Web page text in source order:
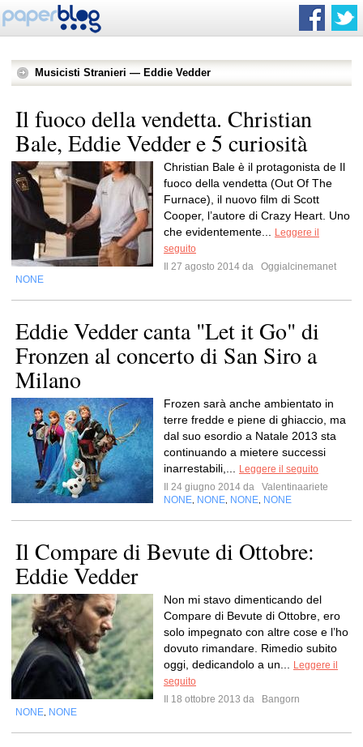
Musicisti Stranieri — Eddie Vedder
Il fuoco della vendetta. Christian
Bale, Eddie Vedder e 5 curiosità
Christian Bale è il protagonista de Il
fuoco della vendetta (Out Of The
Furnace), il nuovo film di Scott
Cooper, l’autore di Crazy Heart. Uno
che evidentemente...
Leggere il
seguito
Il 27 agosto 2014 da
Oggialcinemanet
NONE
Eddie Vedder canta "Let it Go" di
Fronzen al concerto di San Siro a
Milano
Frozen sarà anche ambientato in
terre fredde e piene di ghiaccio, ma
dal suo esordio a Natale 2013 sta
continuando a mietere successi
inarrestabili,...
Leggere il seguito
Il 24 giugno 2014 da
Valentinaariete
NONE NONE NONE NONE
Il Compare di Bevute di Ottobre:
Eddie Vedder
Non mi stavo dimenticando del
Compare di Bevute di Ottobre, ero
solo impegnato con altre cose e l’ho
dovuto rimandare. Rimedio subito
oggi, dedicandolo a un...
Leggere il
seguito
Il 18 ottobre 2013 da
Bangorn
NONE NONE